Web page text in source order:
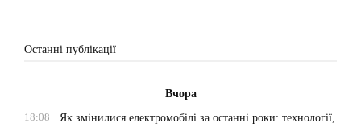
Останні публікації
Вчора
18:08
Як змінилися електромобілі за останні роки: технології,